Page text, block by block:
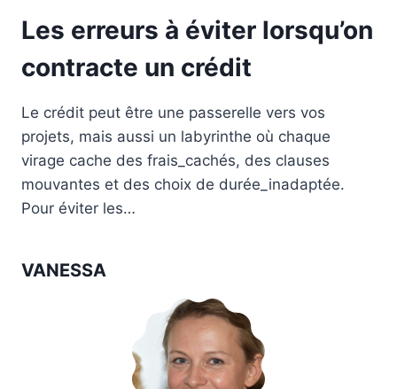
Les erreurs à éviter lorsqu’on
contracte un crédit
Le crédit peut être une passerelle vers vos
projets, mais aussi un labyrinthe où chaque
virage cache des frais_cachés, des clauses
mouvantes et des choix de durée_inadaptée.
Pour éviter les…
VANESSA